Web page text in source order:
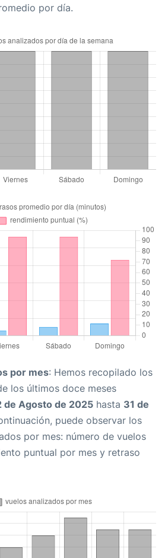
por día.
por mes: Hemos recopilado los
los últimos doce meses
de Agosto de 2025 hasta 31 de
puede observar los
por mes: número de vuelos
puntual por mes y retraso